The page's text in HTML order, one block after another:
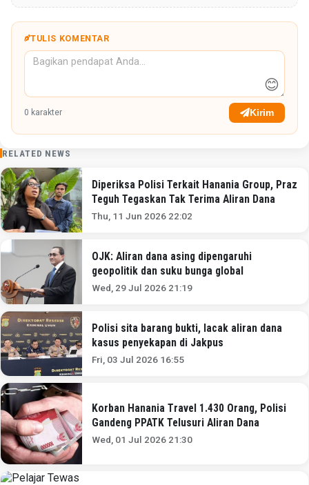
TULIS KOMENTAR
😊
0 karakter Kirim
RELATED NEWS
Diperiksa Polisi Terkait Hanania Group, Praz
Teguh Tegaskan Tak Terima Aliran Dana
Thu, 11 Jun 2026 22:02
OJK: Aliran dana asing dipengaruhi
geopolitik dan suku bunga global
Wed, 29 Jul 2026 21:19
Polisi sita barang bukti, lacak aliran dana
kasus penyekapan di Jakpus
Fri, 03 Jul 2026 16:55
Korban Hanania Travel 1.430 Orang, Polisi
Gandeng PPATK Telusuri Aliran Dana
Wed, 01 Jul 2026 21:30